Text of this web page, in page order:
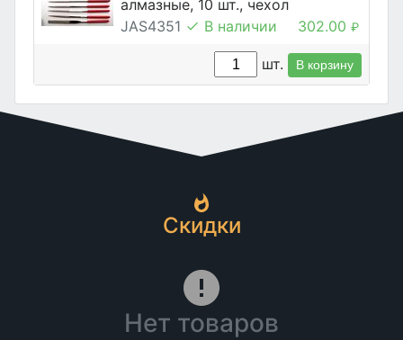
алмазные, 10 шт., чехол
JAS4351
В наличии 302.00 ₽
шт. В корзину
Скидки
Нет товаров